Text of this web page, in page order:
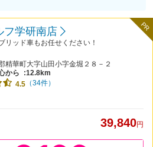
PR
フ学研南店
リッド車もお任せください！
精華町大字山田小字金堀２８－２
から
:12.8km
4.5 （34件）
39,840円